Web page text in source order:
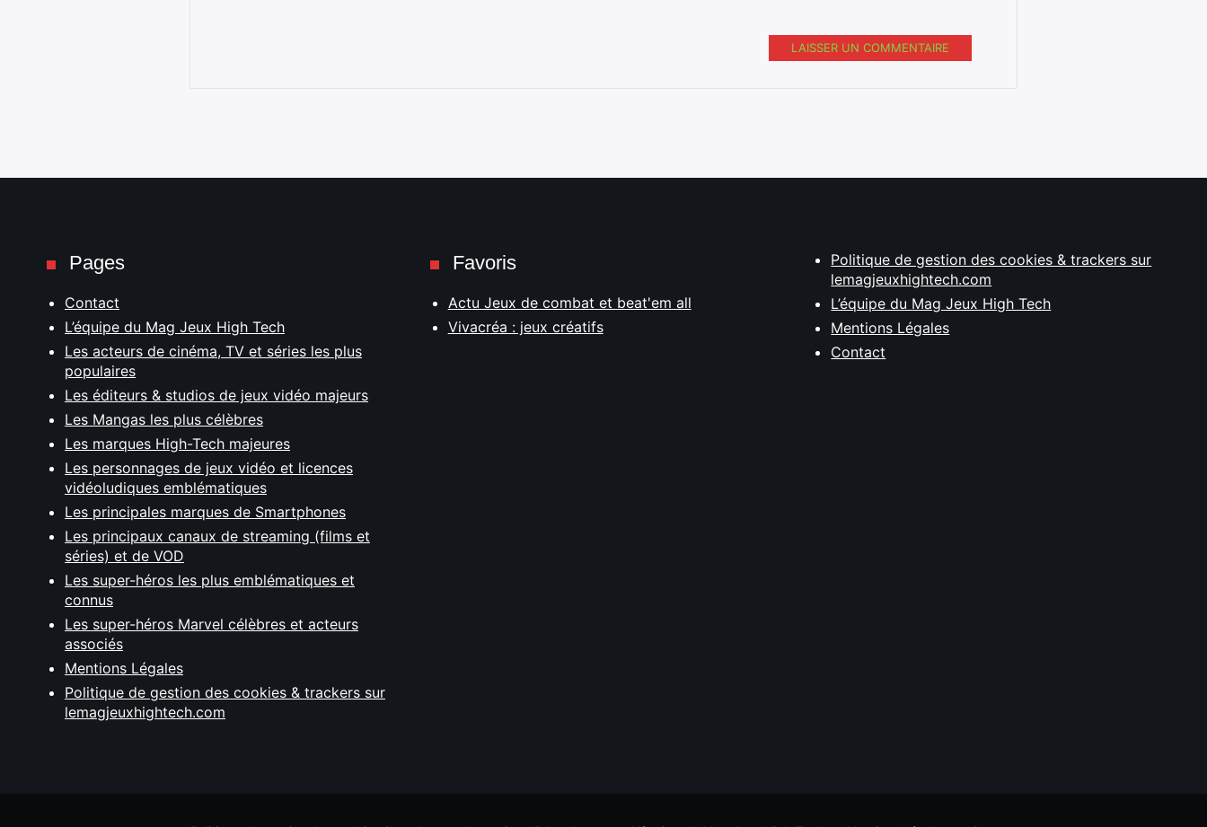
LAISSER UN COMMENTAIRE
Pages
Contact
L’équipe du Mag Jeux High Tech
Les acteurs de cinéma, TV et séries les plus
populaires
Les éditeurs & studios de jeux vidéo majeurs
Les Mangas les plus célèbres
Les marques High-Tech majeures
Les personnages de jeux vidéo et licences
vidéoludiques emblématiques
Les principales marques de Smartphones
Les principaux canaux de streaming (films et
séries) et de VOD
Les super-héros les plus emblématiques et
connus
Les super-héros Marvel célèbres et acteurs
associés
Mentions Légales
Politique de gestion des cookies & trackers sur
lemagjeuxhightech.com
Favoris
Actu Jeux de combat et beat'em all
Vivacréa : jeux créatifs
Politique de gestion des cookies & trackers sur
lemagjeuxhightech.com
L’équipe du Mag Jeux High Tech
Mentions Légales
Contact